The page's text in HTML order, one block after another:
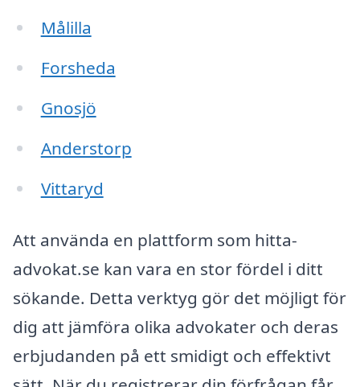
Målilla
Forsheda
Gnosjö
Anderstorp
Vittaryd
Att använda en plattform som hitta-
advokat.se kan vara en stor fördel i ditt
sökande. Detta verktyg gör det möjligt för
dig att jämföra olika advokater och deras
erbjudanden på ett smidigt och effektivt